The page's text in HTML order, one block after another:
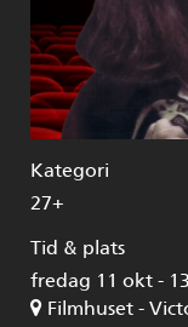
Kategori
27+
Tid & plats
fredag 11 okt -
Filmhuset -